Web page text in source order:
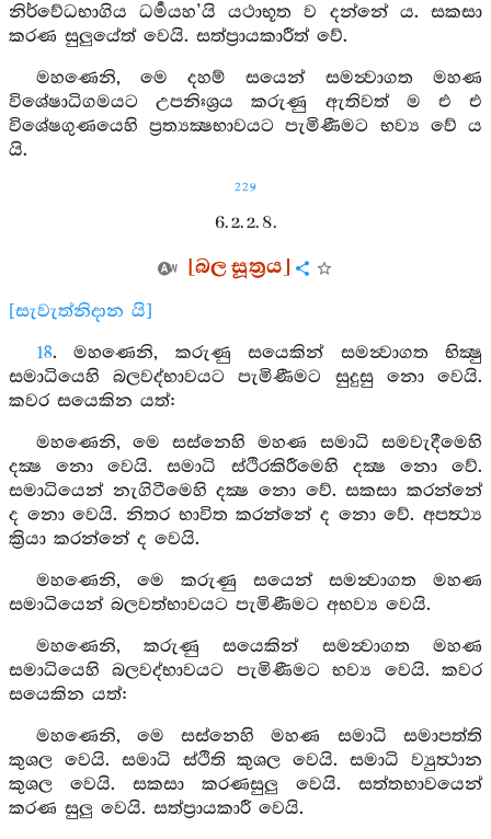
නිර්වේධභාගිය ධර්‍මයහ’යි යථාභූත ව දන්නේ ය. සකසා
කරණ සුලුයේත් වෙයි. සත්ප්‍රායකාරීත් වේ.
මහණෙනි, මෙ දහම් සයෙන් සමන්‍වාගත මහණ
විශේෂාධිගමයට උපනිඃශ්‍රය කරුණු ඇතිවත් ම එ එ
විශේෂගුණයෙහි ප්‍රත්‍යක්‍ෂභාවයට පැමිණීමට භව්‍ය වේ ය
යි.
229
6. 2. 2. 8.
[බල සූත්‍රය]
[සැවැත්නිදාන යි]
18. මහණෙනි, කරුණු සයෙකින් සමන්‍වාගත භික්‍ෂු
සමාධියෙහි බලවද්භාවයට පැමිණීමට සුදුසු නො වෙයි.
කවර සයෙකින යත්:
මහණෙනි, මෙ සස්නෙහි මහණ සමාධි සමවැදීමෙහි
දක්‍ෂ නො වෙයි. සමාධි ස්ථිරකිරීමෙහි දක්‍ෂ නො වේ.
සමාධියෙන් නැගිටීමෙහි දක්‍ෂ නො වේ. සකසා කරන්නේ
ද නො වෙයි. නිතර භාවිත කරන්නේ ද නො වේ. අපත්‍ථ්‍ය
ක්‍රියා කරන්නේ ද වෙයි.
මහණෙනි, මෙ කරුණු සයෙන් සමන්‍වාගත මහණ
සමාධියෙන් බලවත්භාවයට පැමිණීමට අභව්‍ය වෙයි.
මහණෙනි, කරුණු සයෙකින් සමන්‍වාගත මහණ
සමාධියෙහි බලවද්භාවයට පැමිණීමට භව්‍ය වෙයි. කවර
සයෙකින යත්:
මහණෙනි, මෙ සස්නෙහි මහණ සමාධි සමාපත්ති
කුශල වෙයි. සමාධි ස්ථිති කුශල වෙයි. සමාධි ව්‍යුත්‍ථාන
කුශල වෙයි. සකසා කරණසුලු වෙයි. සත්තභාවයෙන්
කරණ සුලු වෙයි. සත්ප්‍රායකාරී වෙයි.